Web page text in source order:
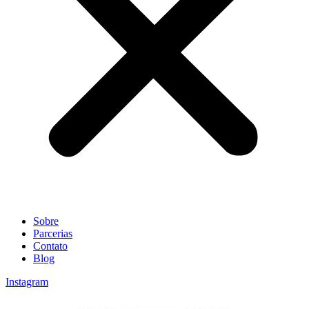
Sobre
Parcerias
Contato
Blog
Instagram